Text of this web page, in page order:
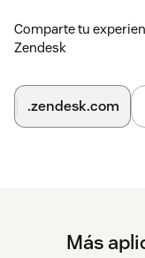
Comparte tu
Zendesk
.zendesk.com
Más